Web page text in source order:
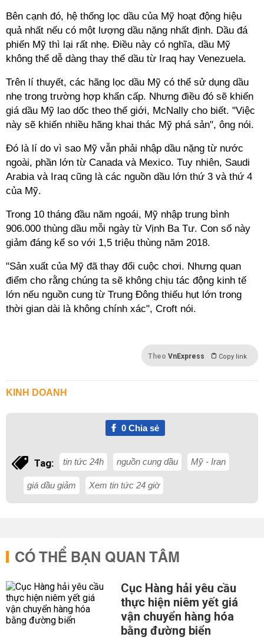
Bên cạnh đó, hệ thống lọc dầu của Mỹ hoạt động hiệu
quả nhất nếu có một lượng dầu nặng nhất định. Dầu đá
phiến Mỹ thì lại rất nhẹ. Điều này có nghĩa, dầu Mỹ
không thể dễ dàng thay thế dầu từ Iraq hay Venezuela.
Trên lí thuyết, các hãng lọc dầu Mỹ có thể sử dụng dầu
nhẹ trong trường hợp khẩn cấp. Nhưng điều đó sẽ khiến
giá dầu Mỹ lao dốc theo thế giới, McNally cho biết. "Việc
này sẽ khiến nhiều hãng khai thác Mỹ phá sản", ông nói.
Đó là lí do vì sao Mỹ vẫn phải nhập dầu nặng từ nước
ngoài, phần lớn từ Canada và Mexico. Tuy nhiên, Saudi
Arabia và Iraq cũng là các nguồn dầu lớn thứ 3 và thứ 4
của Mỹ.
Trong 10 tháng đầu năm ngoái, Mỹ nhập trung bình
906.000 thùng dầu mỗi ngày từ Vịnh Ba Tư. Con số này
giảm đáng kể so với 1,5 triệu thùng năm 2018.
"Sản xuất của Mỹ đã thay đổi cuộc chơi. Nhưng quan
điểm cho rằng chúng ta sẽ không chịu tác động kinh tế
lớn nếu nguồn cung từ Trung Đông thiếu hụt lớn trong
thời gian dài là không chính xác", Croft nói.
Theo VnExpress Copy link
KINH DOANH
0Chia sẻ
Tag: tin tức 24h nguồn cung dầu Mỹ - Iran
giá dầu giảm Xem tin tức 24 giờ
CÓ THỂ BẠN QUAN TÂM
Cục Hàng hải yêu cầu
thực hiện niêm yết giá
vận chuyển hàng hóa
bằng đường biển